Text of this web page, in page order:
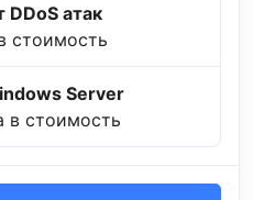
атак
стоимость
Server
в стоимость